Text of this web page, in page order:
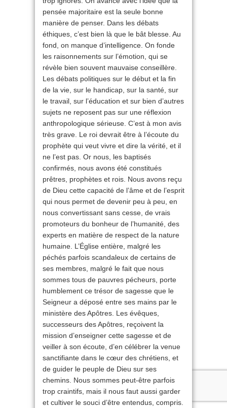
pensée majoritaire est la seule bonne
manière de penser. Dans les débats
éthiques, c’est bien là que le bât blesse. Au
fond, on manque d’intelligence. On fonde
les raisonnements sur l’émotion, qui se
révèle bien souvent mauvaise conseillère.
Les débats politiques sur le début et la fin
de la vie, sur le handicap, sur la santé, sur
le travail, sur l’éducation et sur bien d’autres
sujets ne reposent pas sur une réflexion
anthropologique sérieuse. C’est à mon avis
très grave. Le roi devrait être à l’écoute du
prophète qui veut vivre et dire la vérité, et il
ne l’est pas. Or nous, les baptisés
confirmés, nous avons été constitués
prêtres, prophètes et rois. Nous avons reçu
de Dieu cette capacité de l’âme et de l’esprit
qui nous permet de devenir peu à peu, en
nous convertissant sans cesse, de vrais
promoteurs du bonheur de l’humanité, des
experts en matière de respect de la nature
humaine. L’Église entière, malgré les
péchés parfois scandaleux de certains de
ses membres, malgré le fait que nous
sommes tous de pauvres pécheurs, porte
humblement ce trésor de sagesse que le
Seigneur a déposé entre ses mains par le
ministère des Apôtres. Les évêques,
successeurs des Apôtres, reçoivent la
mission d’enseigner cette sagesse et de
veiller à son écoute, d’en célébrer la venue
sanctifiante dans le cœur des chrétiens, et
de guider le peuple de Dieu sur ses
chemins. Nous sommes peut-être parfois
trop craintifs, mais il nous faut aussi garder
et cultiver le souci d’être entendus, compris.